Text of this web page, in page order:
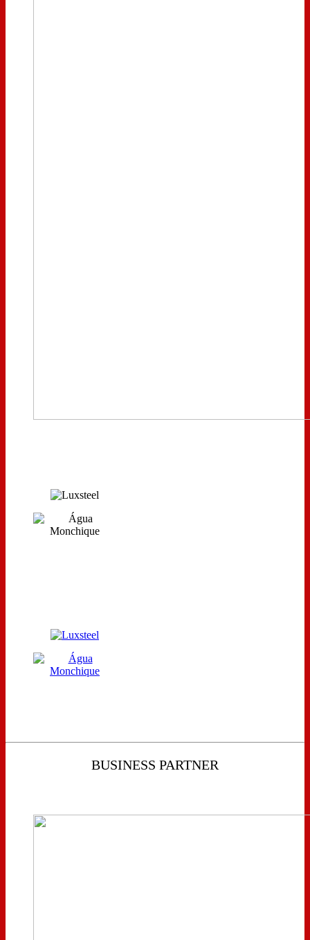
BUSINESS PARTNER